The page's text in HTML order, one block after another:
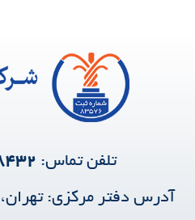
تلفن تماس:
آدرس دفتر مرکزی: